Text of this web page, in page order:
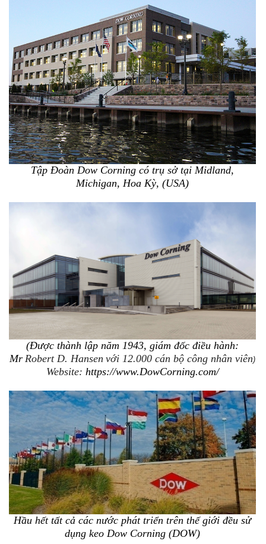
Tập Đoàn Dow Corning có trụ sở tại Midland,
Michigan, Hoa Kỳ, (USA)
(Được thành lập năm 1943, giám đốc điều hành:
Mr Robert D. Hansen với 12.000 cán bộ công nhân viên)
Website: https://www.DowCorning.com/
Hầu hết tất cả các nước phát triển trên thế giới đều sử
dụng keo Dow Corning (DOW)